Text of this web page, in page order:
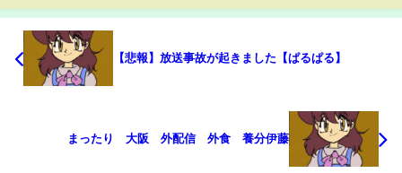
【悲報】放送事故が起きました【ぱるぱる】
まったり 大阪 外配信 外食 養分伊藤